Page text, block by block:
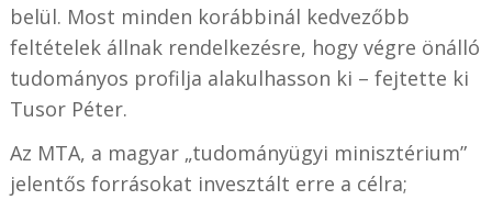
belül. Most minden korábbinál kedvezőbb
feltételek állnak rendelkezésre, hogy végre önálló
tudományos profilja alakulhasson ki – fejtette ki
Tusor Péter.
Az MTA, a magyar „tudományügyi minisztérium”
jelentős forrásokat invesztált erre a célra;